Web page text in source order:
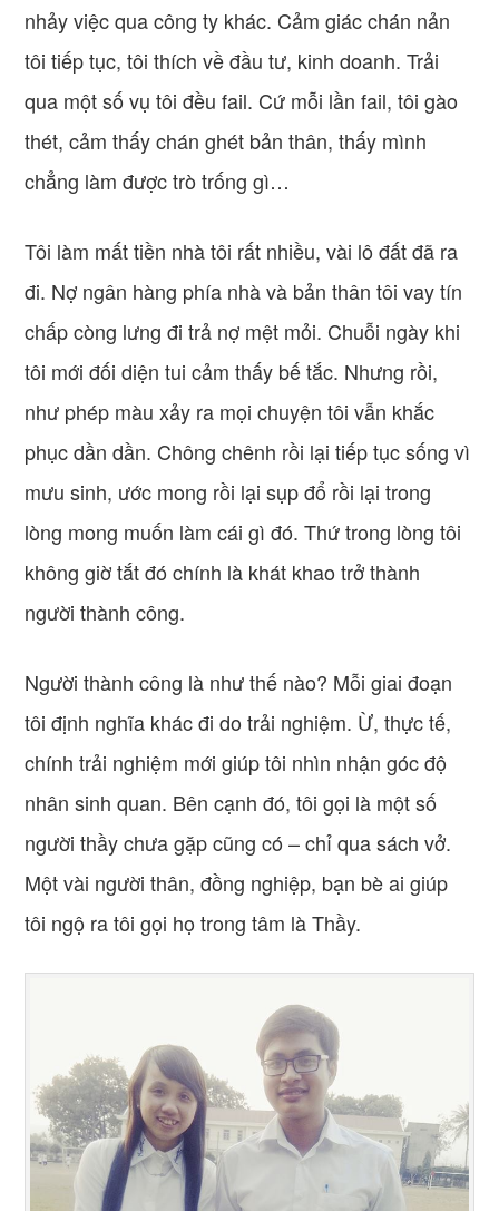
nhảy việc qua công ty khác. Cảm giác chán nản
tôi tiếp tục, tôi thích về đầu tư, kinh doanh. Trải
qua một số vụ tôi đều fail. Cứ mỗi lần fail, tôi gào
thét, cảm thấy chán ghét bản thân, thấy mình
chẳng làm được trò trống gì…
Tôi làm mất tiền nhà tôi rất nhiều, vài lô đất đã ra
đi. Nợ ngân hàng phía nhà và bản thân tôi vay tín
chấp còng lưng đi trả nợ mệt mỏi. Chuỗi ngày khi
tôi mới đối diện tui cảm thấy bế tắc. Nhưng rồi,
như phép màu xảy ra mọi chuyện tôi vẫn khắc
phục dần dần. Chông chênh rồi lại tiếp tục sống vì
mưu sinh, ước mong rồi lại sụp đổ rồi lại trong
lòng mong muốn làm cái gì đó. Thứ trong lòng tôi
không giờ tắt đó chính là khát khao trở thành
người thành công.
Người thành công là như thế nào? Mỗi giai đoạn
tôi định nghĩa khác đi do trải nghiệm. Ừ, thực tế,
chính trải nghiệm mới giúp tôi nhìn nhận góc độ
nhân sinh quan. Bên cạnh đó, tôi gọi là một số
người thầy chưa gặp cũng có – chỉ qua sách vở.
Một vài người thân, đồng nghiệp, bạn bè ai giúp
tôi ngộ ra tôi gọi họ trong tâm là Thầy.